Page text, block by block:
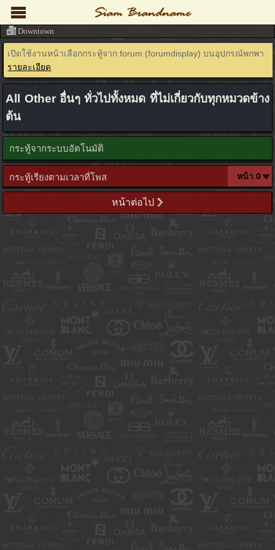
เปิดใช้งานหน้าเลือกกระทู้จาก forum (forumdisplay) บนอุปกรณ์พกพา
รายละเอียด
All Other อื่นๆ ทั่วไปทั้งหมด ที่ไม่เกี่ยวกับทุกหมวดข้าง
ต้น
กระทู้จากระบบอัตโนมัติ
กระทู้เรียงตามเวลาที่โพส
หน้าต่อไป
Downtown